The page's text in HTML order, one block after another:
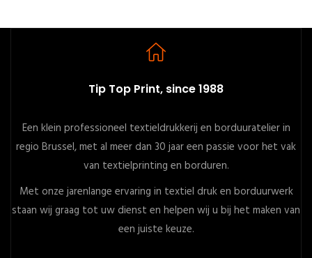
Tip Top Print, since 1988
Een klein professioneel textieldrukkerij en borduuratelier in
regio Brussel, met al meer dan 30 jaar een passie voor het vak
van textielprinting en borduren.
Met onze jarenlange ervaring in textiel druk en borduurwerk
staan wij graag tot uw dienst en helpen wij u bij het maken van
een juiste keuze.